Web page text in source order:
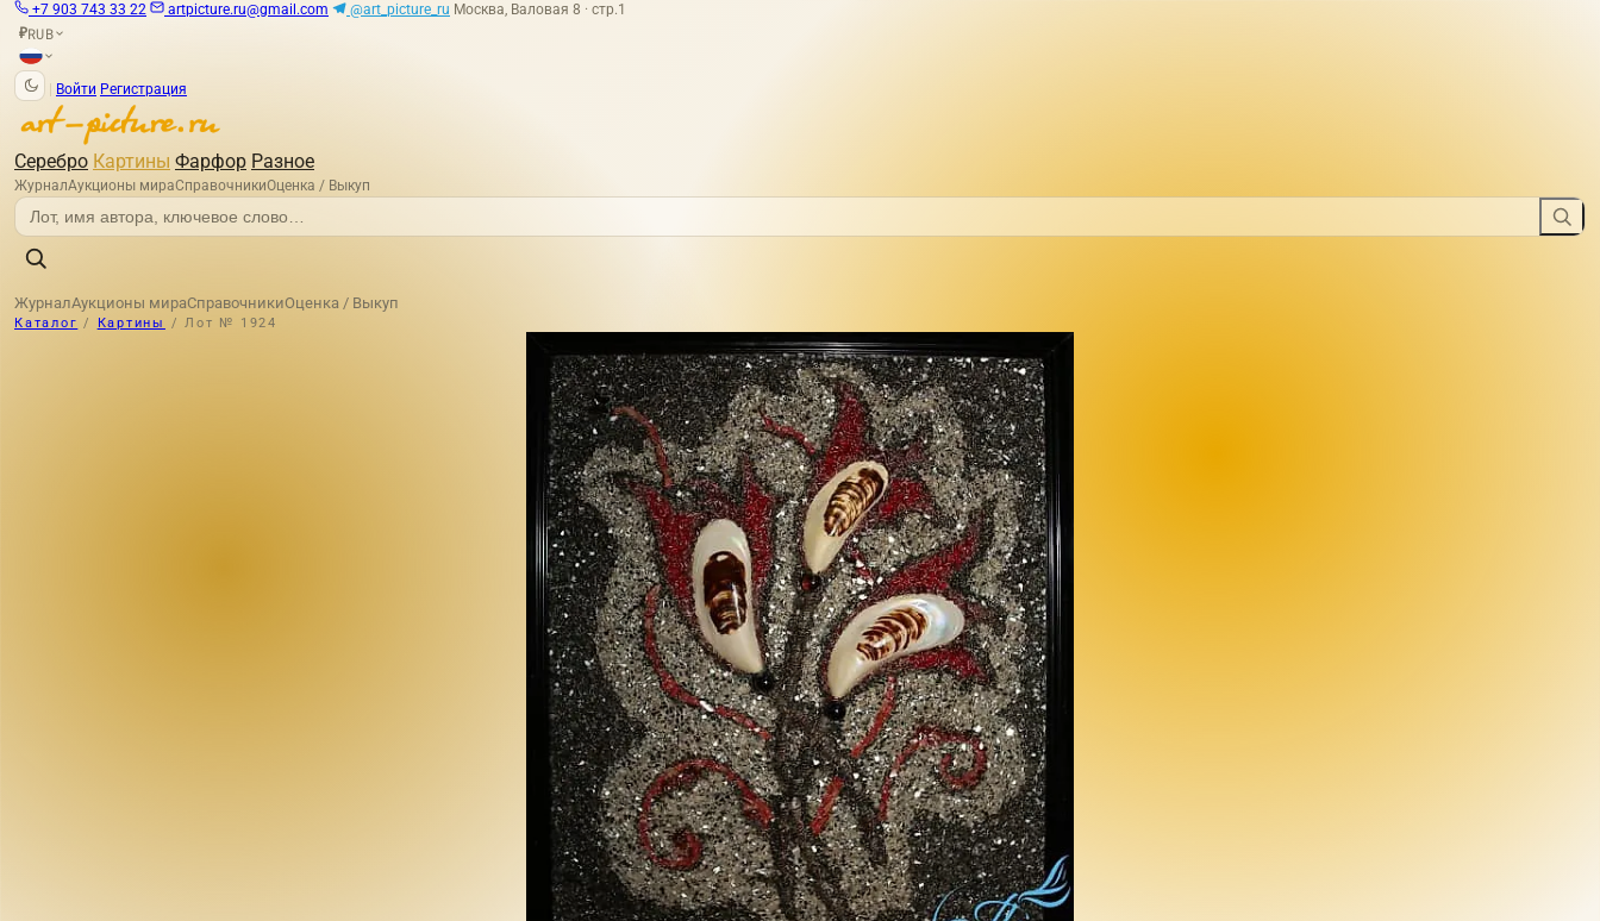
+7 903 743 33 22 artpicture.ru@gmail.com @art_picture_ru Москва, Валовая 8 · стр.1
₽RUB
Войти Регистрация
Серебро Картины Фарфор Разное
ЖурналАукционы мираСправочникиОценка / Выкуп
ЖурналАукционы мираСправочникиОценка / Выкуп
Каталог / Картины / Лот № 1924